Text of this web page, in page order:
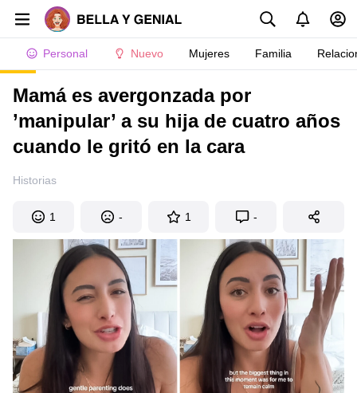
Personal Nuevo Mujeres Familia
Mamá es avergonzada por
’manipular’ a su hija de cuatro años
cuando le gritó en la cara
Historias
1 - 1 -